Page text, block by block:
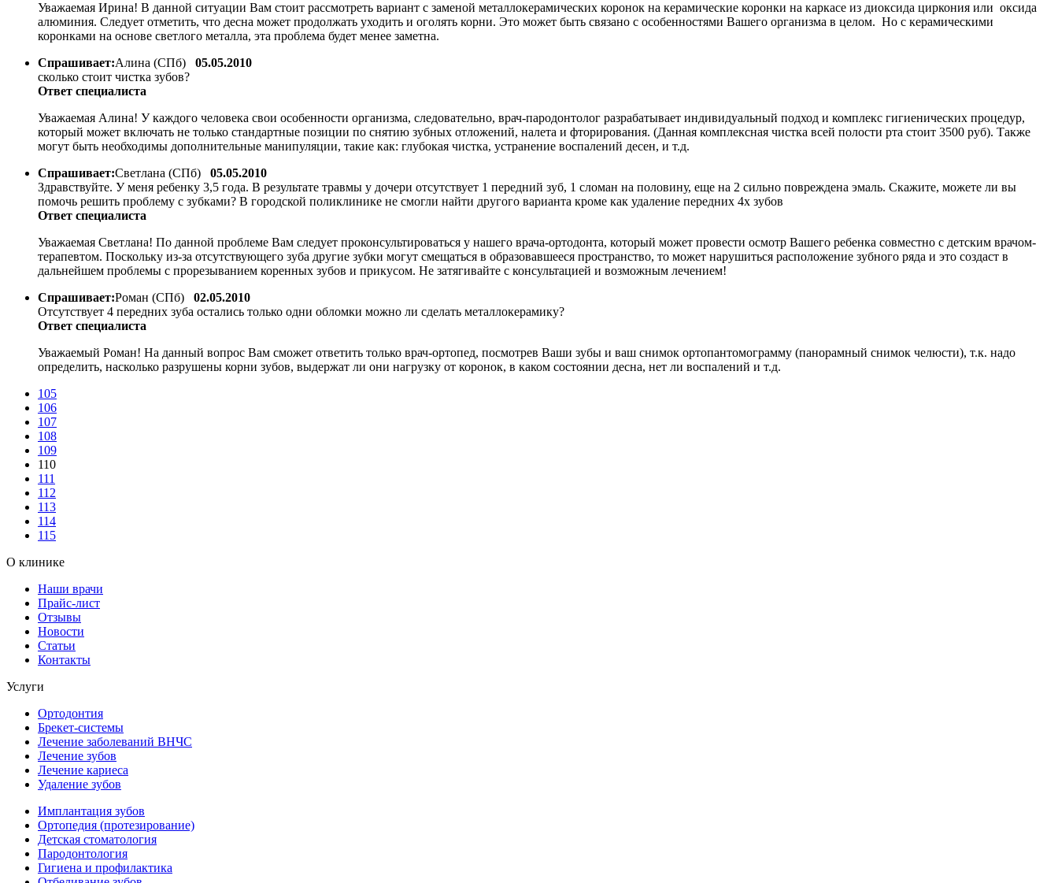
Уважаемая Ирина! В данной ситуации Вам стоит рассмотреть вариант с заменой металлокерамических коронок на керамические коронки на каркасе из диоксида циркония или оксида
алюминия. Следует отметить, что десна может продолжать уходить и оголять корни. Это может быть связано с особенностями Вашего организма в целом. Но с керамическими
коронками на основе светлого металла, эта проблема будет менее заметна.
Спрашивает:Алина (СПб) 05.05.2010
сколько стоит чистка зубов?
Ответ специалиста
Уважаемая Алина! У каждого человека свои особенности организма, следовательно, врач-пародонтолог разрабатывает индивидуальный подход и комплекс гигиенических процедур,
который может включать не только стандартные позиции по снятию зубных отложений, налета и фторирования. (Данная комплексная чистка всей полости рта стоит 3500 руб). Также
могут быть необходимы дополнительные манипуляции, такие как: глубокая чистка, устранение воспалений десен, и т.д.
Спрашивает:Светлана (СПб) 05.05.2010
Здравствуйте. У меня ребенку 3,5 года. В результате травмы у дочери отсутствует 1 передний зуб, 1 сломан на половину, еще на 2 сильно повреждена эмаль. Скажите, можете ли вы
помочь решить проблему с зубками? В городской поликлинике не смогли найти другого варианта кроме как удаление передних 4х зубов
Ответ специалиста
Уважаемая Светлана! По данной проблеме Вам следует проконсультироваться у нашего врача-ортодонта, который может провести осмотр Вашего ребенка совместно с детским врачом-
терапевтом. Поскольку из-за отсутствующего зуба другие зубки могут смещаться в образовавшееся пространство, то может нарушиться расположение зубного ряда и это создаст в
дальнейшем проблемы с прорезыванием коренных зубов и прикусом. Не затягивайте с консультацией и возможным лечением!
Спрашивает:Роман (СПб) 02.05.2010
Отсутствует 4 передних зуба остались только одни обломки можно ли сделать металлокерамику?
Ответ специалиста
Уважаемый Роман! На данный вопрос Вам сможет ответить только врач-ортопед, посмотрев Ваши зубы и ваш снимок ортопантомограмму (панорамный снимок челюсти), т.к. надо
определить, насколько разрушены корни зубов, выдержат ли они нагрузку от коронок, в каком состоянии десна, нет ли воспалений и т.д.
105
106
107
108
109
110
111
112
113
114
115
О клинике
Наши врачи
Прайс-лист
Отзывы
Новости
Статьи
Контакты
Услуги
Ортодонтия
Брекет-системы
Лечение заболеваний ВНЧС
Лечение зубов
Лечение кариеса
Удаление зубов
Имплантация зубов
Ортопедия (протезирование)
Детская стоматология
Пародонтология
Гигиена и профилактика